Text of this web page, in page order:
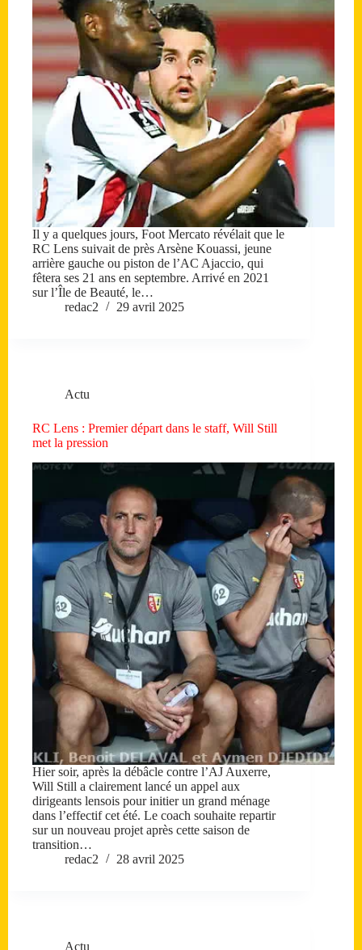
Il y a quelques jours, Foot Mercato révélait que le
RC Lens suivait de près Arsène Kouassi, jeune
arrière gauche ou piston de l’AC Ajaccio, qui
fêtera ses 21 ans en septembre. Arrivé en 2021
sur l’Île de Beauté, le…
redac2
29 avril 2025
Actu
RC Lens : Premier départ dans le staff, Will Still
met la pression
Hier soir, après la débâcle contre l’AJ Auxerre,
Will Still a clairement lancé un appel aux
dirigeants lensois pour initier un grand ménage
dans l’effectif cet été. Le coach souhaite repartir
sur un nouveau projet après cette saison de
transition…
redac2
28 avril 2025
Actu